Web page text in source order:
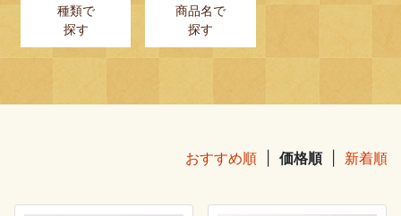
種類で
探す
商品名で
探す
おすすめ順 価格順| 新着順